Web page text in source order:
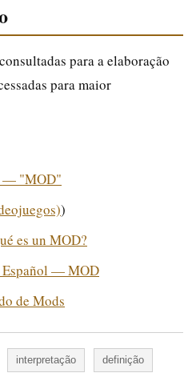
para a elaboração
para maior
— "MOD"
)
es un MOD?
— MOD
de Mods
interpretação definição